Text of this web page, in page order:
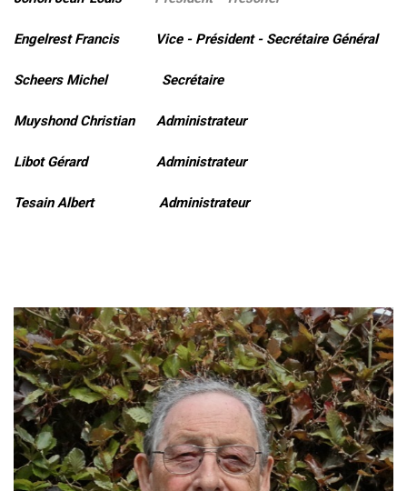
Engelrest Francis Vice - Président - Secrétaire Général
Scheers Michel Secrétaire
Muyshond Christian Administrateur
Libot Gérard Administrateur
Tesain Albert Administrateur